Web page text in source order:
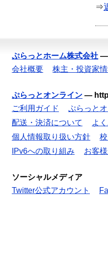
⇒
ぷらっとホーム株式会社 —
会社概要
株主・投資家
ぷらっとオンライン —
ご利用ガイド
ぷらっと
配送・決済について
よ
個人情報取り扱い方針
IPv6への取り組み
お客
ソーシャルメディア
Twitter公式アカウント